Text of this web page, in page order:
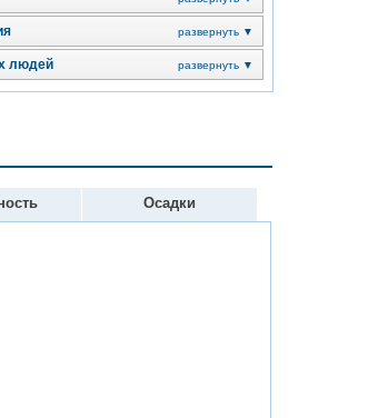
развернуть ▼
людей развернуть ▼
Осадки